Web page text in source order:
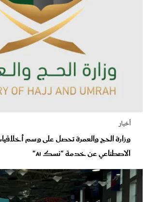
أخبار
وزارة الحج والعمرة تحصل على وسم
الاصطناعي عن خدمة "نسك AI"